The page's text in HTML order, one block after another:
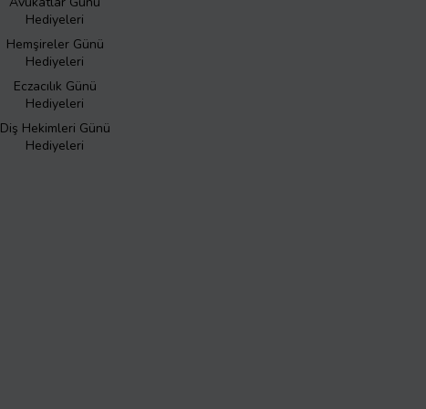
Hediyeleri
Hemşireler Günü
Hediyeleri
Eczacılık Günü
Hediyeleri
Diş Hekimleri Günü
Hediyeleri